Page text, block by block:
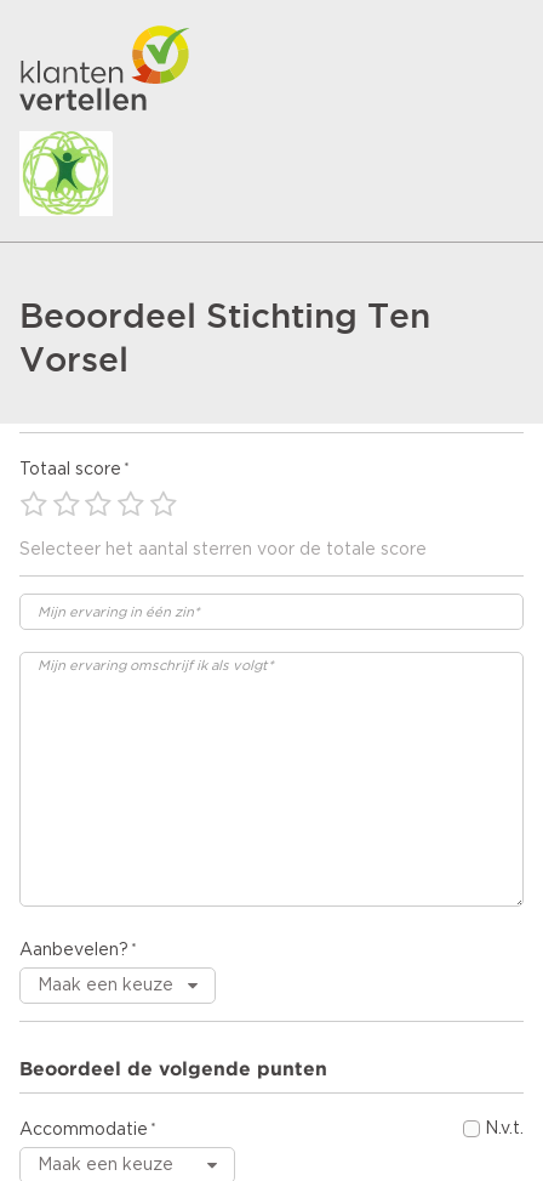
Beoordeel Stichting Ten
Vorsel
Totaal score
Selecteer het aantal sterren voor de totale score
Aanbevelen?
Beoordeel de volgende punten
Accommodatie N.v.t.